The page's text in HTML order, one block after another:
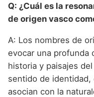
Q: ¿Cuál es la
de origen vasco
A: Los nombres de
evocar una profunda
historia y paisajes
sentido de identidad,
asocian con la